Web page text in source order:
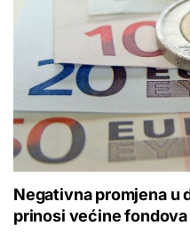
Negativna promjena u
prinosi većine